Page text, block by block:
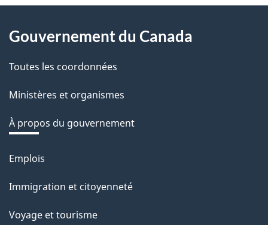
v
o
t
r
r
é
t
r
a
c
About
this
site
Gouvernement du Canada
Toutes les coordonnées
Ministères et organismes
À propos du gouvernement
Thèmes
sujets
Emplois
Immigration et citoyenneté
Voyage et tourisme